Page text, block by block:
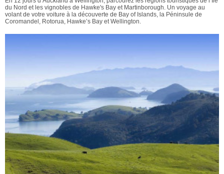
du Nord et les vignobles de Hawke's Bay et Martinborough. Un voyage au
volant de votre voiture à la découverte de Bay of Islands, la Péninsule de
Coromandel, Rotorua, Hawke’s Bay et Wellington.